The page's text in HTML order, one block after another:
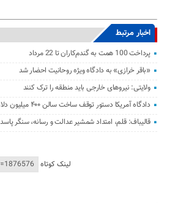
اخبار مرتبط
پرداخت 100 همت به گندم‌کاران تا 22 مرداد
«باقر خرازی» به دادگاه ویژه روحانیت احضار شد
ولایتی: نیرو‌های خارجی باید منطقه را ترک کنند
دادگاه آمریکا دستور توقف ساخت سالن ۴۰۰ میلیون دلاری ترامپ را صادر کرد
قالیباف: قلم، امتداد شمشیر عدالت و رسانه، سنگر
لینک کوتاه